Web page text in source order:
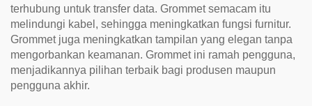
terhubung untuk transfer data. Grommet semacam itu
melindungi kabel, sehingga meningkatkan fungsi furnitur.
Grommet juga meningkatkan tampilan yang elegan tanpa
mengorbankan keamanan. Grommet ini ramah pengguna,
menjadikannya pilihan terbaik bagi produsen maupun
pengguna akhir.